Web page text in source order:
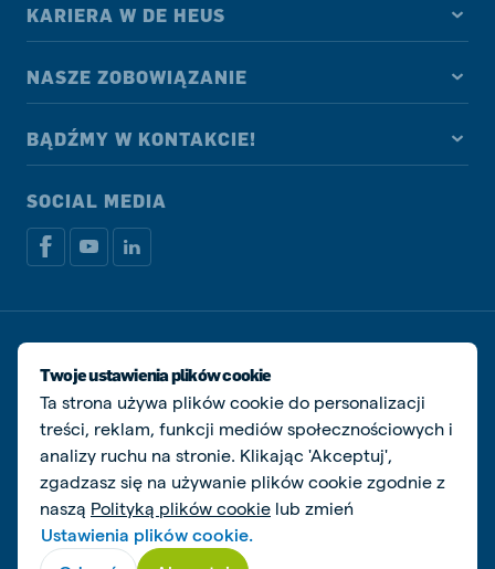
Twoje ustawienia plików cookie
Ta strona używa plików cookie do personalizacji
treści, reklam, funkcji mediów społecznościowych i
analizy ruchu na stronie. Klikając 'Akceptuj',
zgadzasz się na używanie plików cookie zgodnie z
naszą Polityką plików cookie lub zmień
Ustawienia plików cookie.
KARIERA W DE HEUS
NASZE ZOBOWIĄZANIE
BĄDŹMY W KONTAKCIE!
SOCIAL MEDIA
Polityka prywatności i plików cookie
Zarządzaj ciasteczkami
© De Heus Animal Nutrition